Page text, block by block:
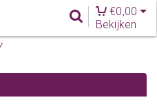
€0,00
Bekijken